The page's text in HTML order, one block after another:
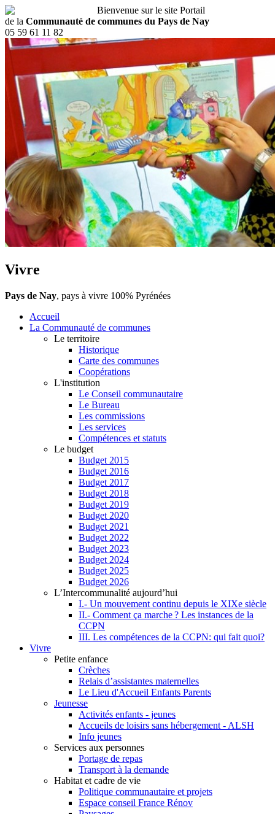
Bienvenue sur le site Portail
de la Communauté de communes du Pays de Nay
05 59 61 11 82
Vivre
Pays de Nay, pays à vivre 100% Pyrénées
Accueil
La Communauté de communes
Le territoire
Historique
Carte des communes
Coopérations
L'institution
Le Conseil communautaire
Le Bureau
Les commissions
Les services
Compétences et statuts
Le budget
Budget 2015
Budget 2016
Budget 2017
Budget 2018
Budget 2019
Budget 2020
Budget 2021
Budget 2022
Budget 2023
Budget 2024
Budget 2025
Budget 2026
L’Intercommunalité aujourd’hui
I.- Un mouvement continu depuis le XIXe siècle
II.- Comment ça marche ? Les instances de la
CCPN
III. Les compétences de la CCPN: qui fait quoi?
Vivre
Petite enfance
Crèches
Relais d’assistantes maternelles
Le Lieu d'Accueil Enfants Parents
Jeunesse
Activités enfants - jeunes
Accueils de loisirs sans hébergement - ALSH
Info jeunes
Services aux personnes
Portage de repas
Transport à la demande
Habitat et cadre de vie
Politique communautaire et projets
Espace conseil France Rénov